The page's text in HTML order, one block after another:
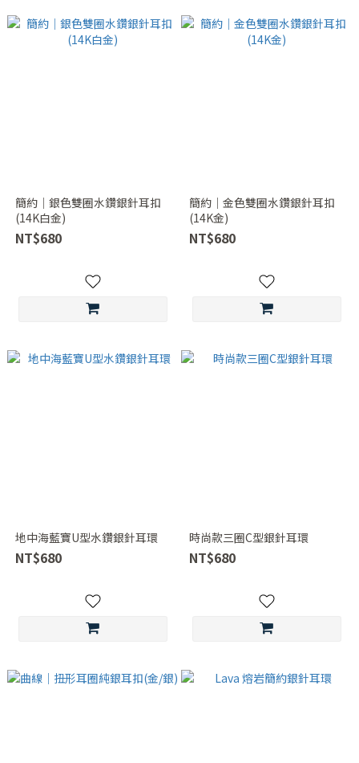
簡約｜銀色雙圈水鑽銀針耳扣
(14K白金)
NT$680
簡約｜金色雙圈水鑽銀針耳扣
(14K金)
NT$680
地中海藍寶U型水鑽銀針耳環
NT$680
時尚款三圈C型銀針耳環
NT$680